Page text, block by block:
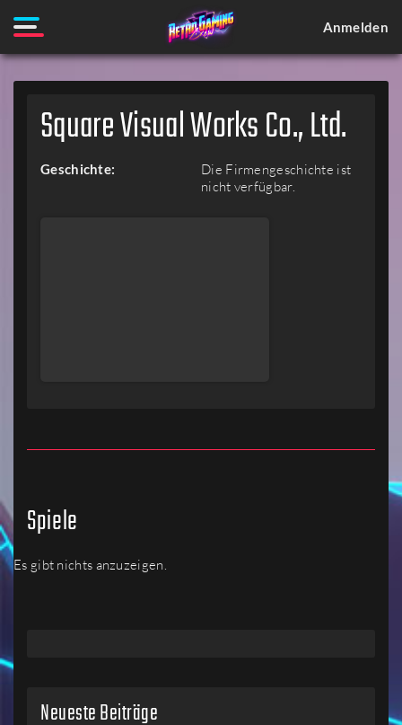
Anmelden
Square Visual Works Co., Ltd.
Geschichte:
Die Firmengeschichte ist
nicht verfügbar.
Spiele
Es gibt nichts anzuzeigen.
Neueste Beiträge